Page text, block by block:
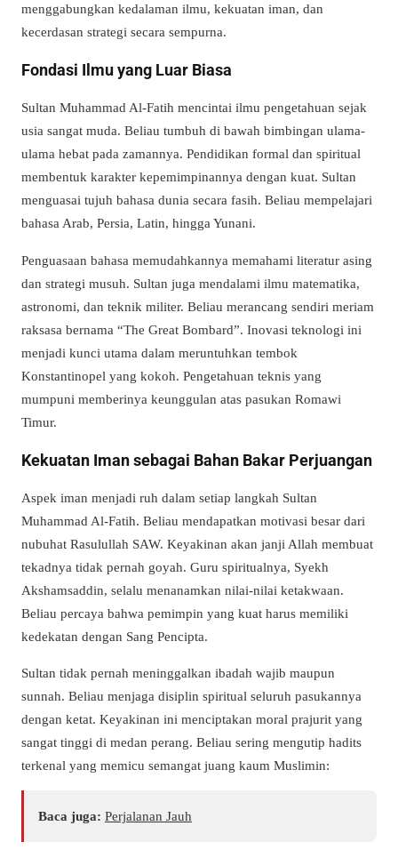
menggabungkan kedalaman ilmu, kekuatan iman, dan
kecerdasan strategi secara sempurna.
Fondasi Ilmu yang Luar Biasa
Sultan Muhammad Al-Fatih mencintai ilmu pengetahuan sejak
usia sangat muda. Beliau tumbuh di bawah bimbingan ulama-
ulama hebat pada zamannya. Pendidikan formal dan spiritual
membentuk karakter kepemimpinannya dengan kuat. Sultan
menguasai tujuh bahasa dunia secara fasih. Beliau mempelajari
bahasa Arab, Persia, Latin, hingga Yunani.
Penguasaan bahasa memudahkannya memahami literatur asing
dan strategi musuh. Sultan juga mendalami ilmu matematika,
astronomi, dan teknik militer. Beliau merancang sendiri meriam
raksasa bernama “The Great Bombard”. Inovasi teknologi ini
menjadi kunci utama dalam meruntuhkan tembok
Konstantinopel yang kokoh. Pengetahuan teknis yang
mumpuni memberinya keunggulan atas pasukan Romawi
Timur.
Kekuatan Iman sebagai Bahan Bakar Perjuangan
Aspek iman menjadi ruh dalam setiap langkah Sultan
Muhammad Al-Fatih. Beliau mendapatkan motivasi besar dari
nubuhat Rasulullah SAW. Keyakinan akan janji Allah membuat
tekadnya tidak pernah goyah. Guru spiritualnya, Syekh
Akshamsaddin, selalu menanamkan nilai-nilai ketakwaan.
Beliau percaya bahwa pemimpin yang kuat harus memiliki
kedekatan dengan Sang Pencipta.
Sultan tidak pernah meninggalkan ibadah wajib maupun
sunnah. Beliau menjaga disiplin spiritual seluruh pasukannya
dengan ketat. Keyakinan ini menciptakan moral prajurit yang
sangat tinggi di medan perang. Beliau sering mengutip hadits
terkenal yang memicu semangat juang kaum Muslimin:
Baca juga: Perjalanan Jauh